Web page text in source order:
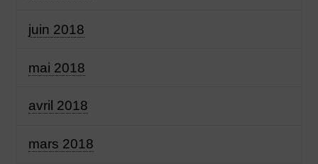
juin 2018
mai 2018
avril 2018
mars 2018